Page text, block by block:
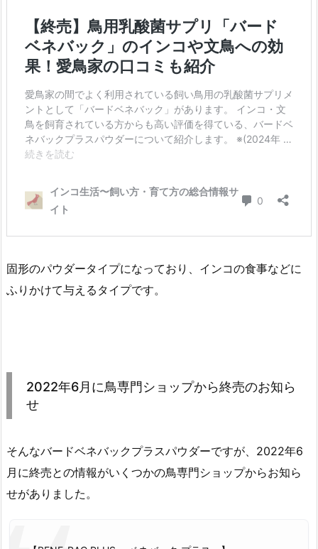
固形のパウダータイプになっており、インコの食事などに
ふりかけて与えるタイプです。
2022年6月に鳥専門ショップから終売のお知ら
せ
そんなバードベネバックプラスパウダーですが、2022年6
月に終売との情報がいくつかの鳥専門ショップからお知ら
せがありました。